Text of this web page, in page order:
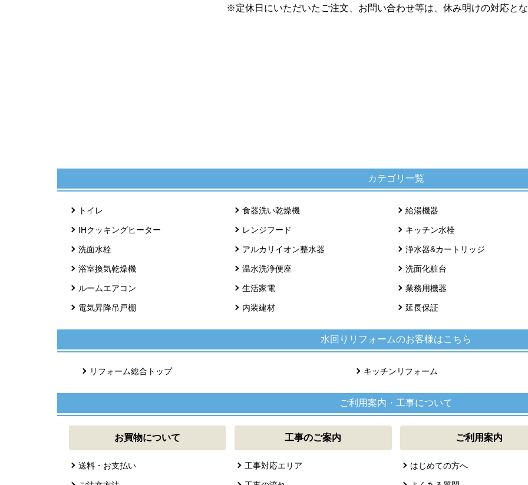
※定休日にいただいたご注文、お問い合わせ等は、休み明けの対応と
カテゴリ一覧
トイレ 食器洗い乾燥機 給湯機器
IHクッキングヒーター レンジフード キッチン水栓
洗面水栓 アルカリイオン整水器 浄水器&カートリッジ
浴室換気乾燥機 温水洗浄便座 洗面化粧台
ルームエアコン 生活家電 業務用機器
電気昇降吊戸棚 内装建材 延長保証
水回りリフォームのお客様はこちら
リフォーム総合トップ キッチンリフォーム
ご利用案内・工事について
お買物について
送料・お支払い
工事のご案内
工事対応エリア
ご利用案内
はじめての方へ